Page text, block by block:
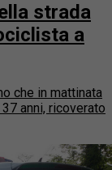
strada
a
che in mattinata
anni, ricoverato